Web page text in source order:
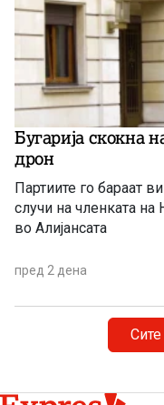
Бугарија скокна
дрон
Партиите го бараат
случи на членката на
во Алијансата
пред 2 дена